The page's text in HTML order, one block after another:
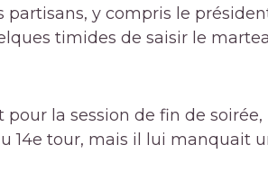
y compris le
timides de saisir le
la session de fin de
14e tour, mais il lui manquait